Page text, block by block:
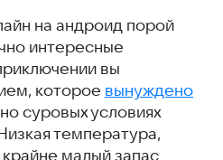
на андроид порой
интересные
вы
которое вынуждено
суровых условиях
температура,
малый запас